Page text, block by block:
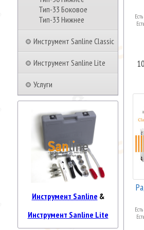
Тип-33 Боковое
Тип-33 Нижнее
Инструмент Sanline Classic
Инструмент Sanline Lite
Услуги
Инструмент Sanline &
Инструмент Sanline Lite